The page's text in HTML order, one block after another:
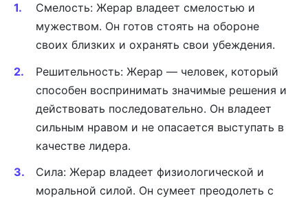
Смелость: Жерар владеет смелостью и
мужеством. Он готов стоять на обороне
своих близких и охранять свои убеждения.
Решительность: Жерар — человек, который
способен воспринимать значимые решения и
действовать последовательно. Он владеет
сильным нравом и не опасается выступать в
качестве лидера.
Сила: Жерар владеет физиологической и
моральной силой. Он сумеет преодолеть с